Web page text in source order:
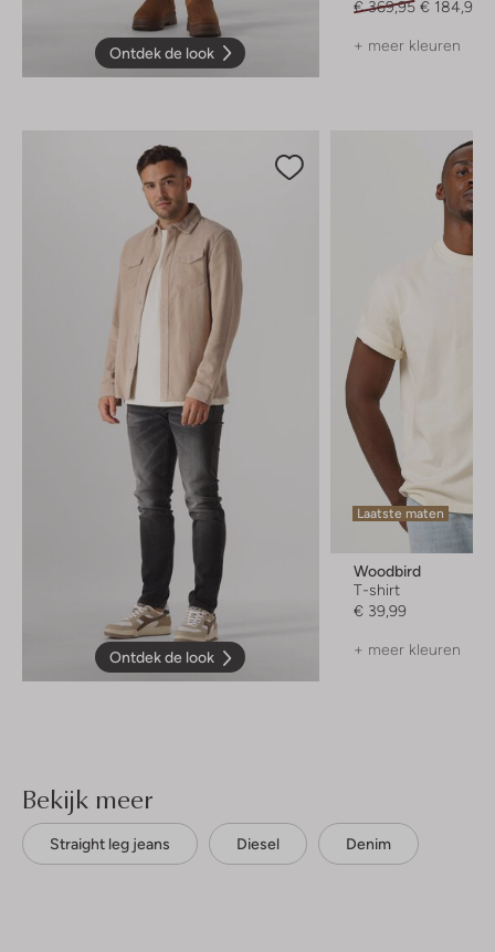
Ontdek de look
€ 369,95 € 184,99
+ meer kleuren
Ontdek de look
Laatste maten
Woodbird
T-shirt
€ 39,99
+ meer kleuren
Bekijk meer
Straight leg jeans Diesel Denim